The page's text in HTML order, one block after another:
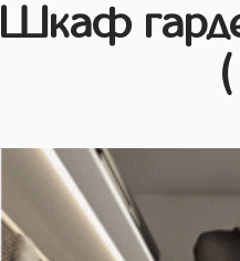
Шкаф